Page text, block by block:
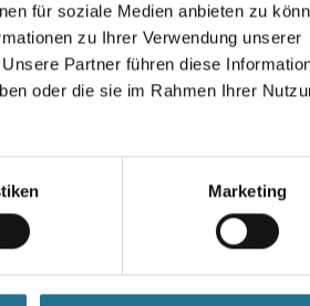
für soziale Medien anbieten zu
zu Ihrer Verwendung unserer
Partner führen diese
oder die sie im Rahmen Ihrer
Marketing